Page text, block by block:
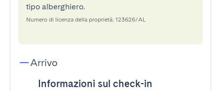
tipo alberghiero.
Numero di licenza della proprietà: 123626/AL
Arrivo
Informazioni sul check-in